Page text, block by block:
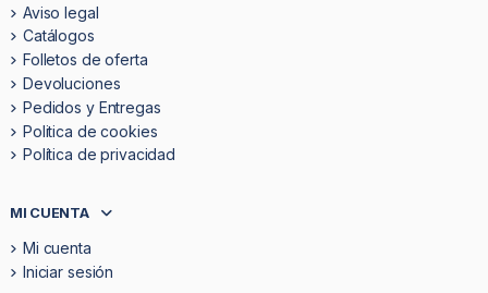
Aviso legal
Catálogos
Folletos de oferta
Devoluciones
Pedidos y Entregas
Politica de cookies
Política de privacidad
MI CUENTA
Mi cuenta
Iniciar sesión